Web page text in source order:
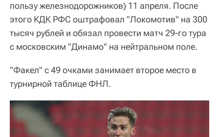
пользу железнодорожников) 11 апреля. После
этого КДК РФС оштрафовал "Локомотив" на 300
тысяч рублей и обязал провести матч 29-го тура
с московским "Динамо" на нейтральном поле.
"Факел" с 49 очками занимает второе место в
турнирной таблице ФНЛ.